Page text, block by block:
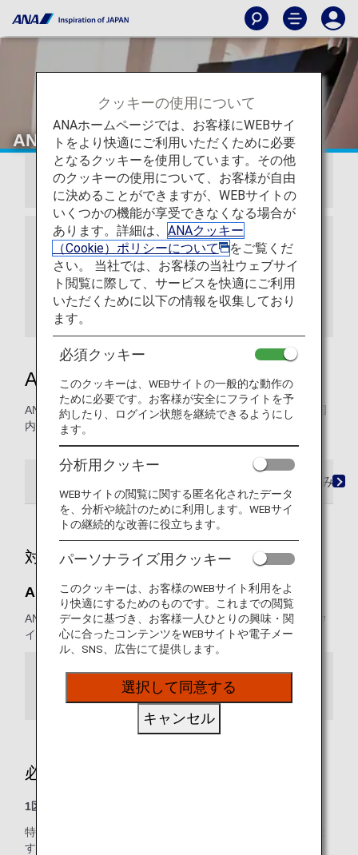
ANA国内線アップグレード特典
ご注意
2026年5月19日以降のご搭乗分から、日本国内線の
予約検索画面での表記を従来の「プレミアムクラ
ス」・「普通席」から、「ファーストクラス（プレ
ミアムクラス）」・「エコノミークラス」へ変更い
たしました。なお、当表記変更に伴うサービスの変
更はございません。
ANA国内線アップグレード特典
ANAマイレージクラブ会員およびその登録者は、ANA日本国
内線のアップグレードでマイルをご利用になれます。
お申し込み方
対象便
ANA日本国内線
ANA便名でご予約されたANAグループ運航便（ANA・ANAウ
イングス）が対象です。
アップグレード対象運賃（エコノミークラ
必要マイル数
1区間4,000マイルから
特典交換に必要なマイル数は、ご利用区間によって異なりま
す。
クッキーの使用について
ANAホームページでは、お客様にWEBサイ
トをより快適にご利用いただくために必要
となるクッキーを使用しています。その他
のクッキーの使用について、お客様が自由
に決めることができますが、WEBサイトの
いくつかの機能が享受できなくなる場合が
あります。詳細は、 ANAクッキー
（Cookie）ポリシーについて
をご覧くだ
さい。 当社では、お客様の当社ウェブサイ
ト閲覧に際して、サービスを快適にご利用
いただくために以下の情報を収集しており
ます。
必須クッキー
このクッキーは、WEBサイトの一般的な動作の
ために必要です。お客様が安全にフライトを予
約したり、ログイン状態を継続できるようにし
ます。
分析用クッキー
WEBサイトの閲覧に関する匿名化されたデータ
を、分析や統計のために利用します。WEBサイ
トの継続的な改善に役立ちます。
パーソナライズ用クッキー
このクッキーは、お客様のWEBサイト利用をよ
り快適にするためのものです。これまでの閲覧
データに基づき、お客様一人ひとりの興味・関
心に合ったコンテンツをWEBサイトや電子メー
ル、SNS、広告にて提供します。
選択して同意する
キャンセル